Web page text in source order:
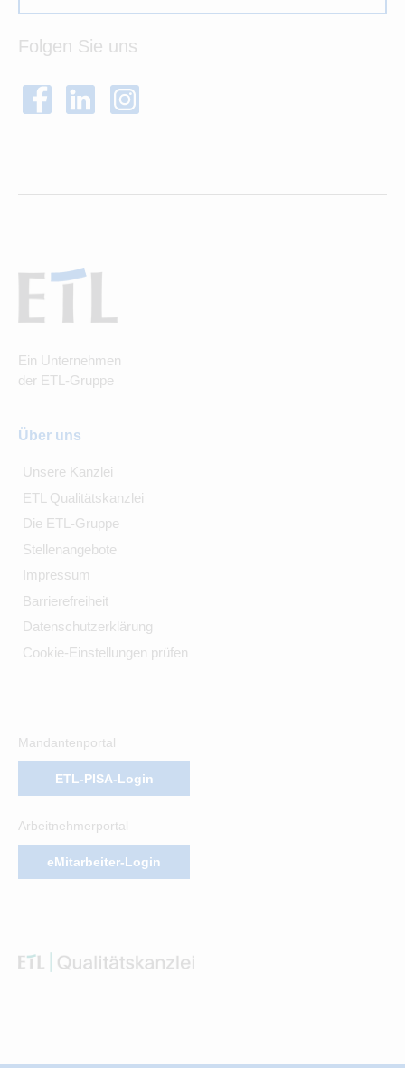
Folgen Sie uns
Ein Unternehmen
der ETL-Gruppe
Über uns
Unsere Kanzlei
ETL Qualitätskanzlei
Die ETL-Gruppe
Stellenangebote
Impressum
Barrierefreiheit
Datenschutzerklärung
Cookie-Einstellungen prüfen
Mandantenportal
ETL-PISA-Login
Arbeitnehmerportal
eMitarbeiter-Login